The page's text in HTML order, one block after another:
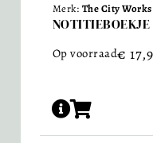
Merk: The City Works
Op voorraad€